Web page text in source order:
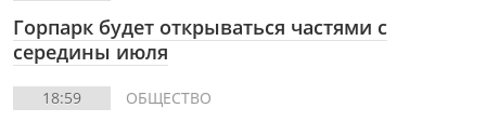
Горпарк будет открываться частями с
середины июля
18:59 ОБЩЕСТВО